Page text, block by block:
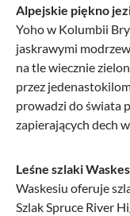
Alpejskie piękno
Yoho w Kolumbii
jaskrawymi
na tle wiecznie
przez
prowadzi do świata
zapierających dech
Leśne szlaki
Waskesiu oferuje
Szlak Spruce River